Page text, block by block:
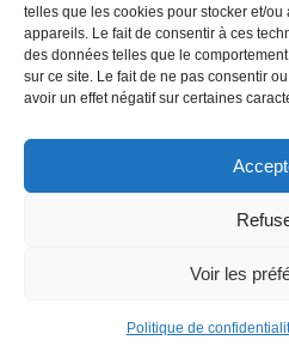
telles que les cookies pour stocker et/
appareils. Le fait de consentir à ces
des données telles que le
sur ce site. Le fait de ne pas consentir
avoir un effet négatif sur certaines
Voir les
Politique de
⚡ Voici une offre
-10% sur un module
Je veux